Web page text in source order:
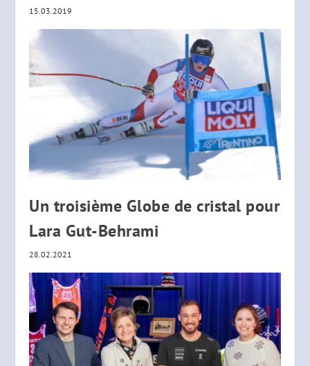
15.03.2019
Un troisième Globe de cristal pour
Lara Gut-Behrami
28.02.2021